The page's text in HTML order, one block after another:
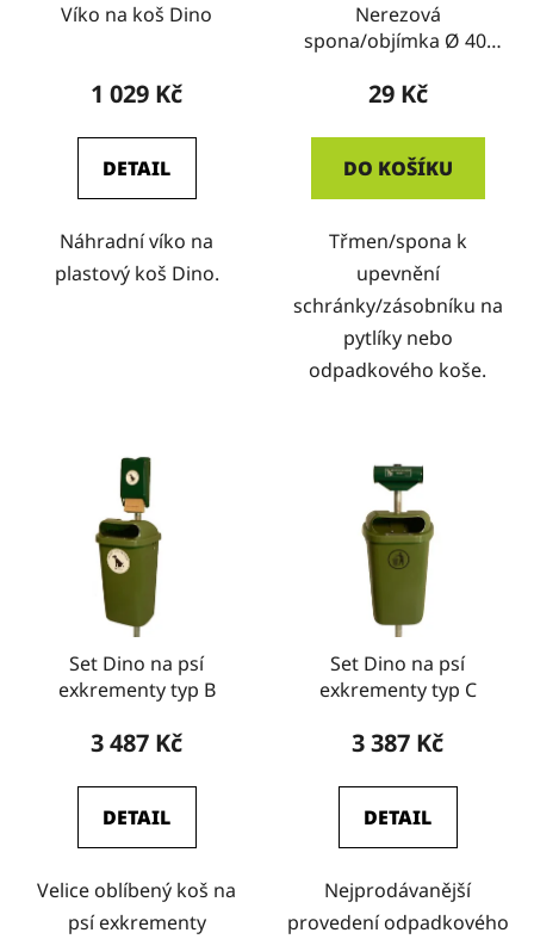
Víko na koš Dino
1 029 Kč
DETAIL
Náhradní víko na
plastový koš Dino.
Nerezová
spona/objímka Ø 40-
29 Kč
DO KOŠÍKU
Třmen/spona k
upevnění
schránky/zásobníku na
pytlíky nebo
odpadkového koše.
Set Dino na psí
exkrementy typ B
3 487 Kč
DETAIL
Velice oblíbený koš na
psí exkrementy
Set Dino na psí
exkrementy typ C
3 387 Kč
DETAIL
Nejprodávanější
provedení odpadkového